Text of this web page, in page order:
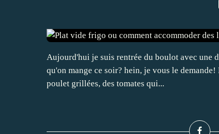
Aujourd'hui je suis rentrée du boulot avec une
qu'on mange ce soir? hein, je vous le
poulet grillées, des tomates qui...